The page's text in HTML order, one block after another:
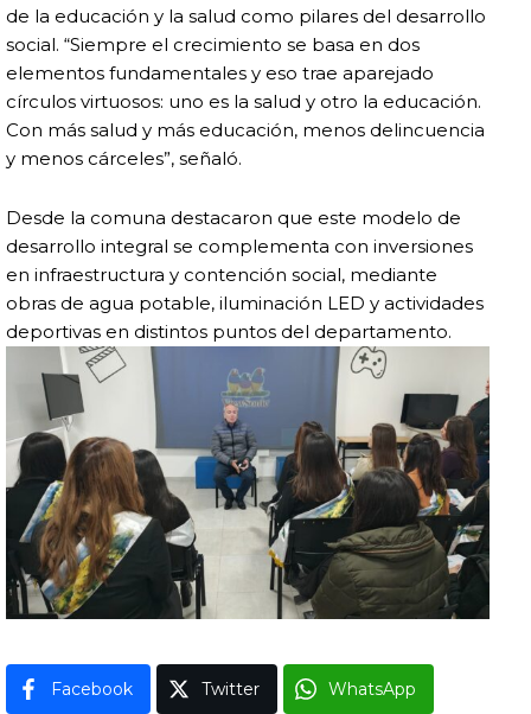
de la educación y la salud como pilares del desarrollo
social. “Siempre el crecimiento se basa en dos
elementos fundamentales y eso trae aparejado
círculos virtuosos: uno es la salud y otro la educación.
Con más salud y más educación, menos delincuencia
y menos cárceles”, señaló.
Desde la comuna destacaron que este modelo de
desarrollo integral se complementa con inversiones
en infraestructura y contención social, mediante
obras de agua potable, iluminación LED y actividades
deportivas en distintos puntos del departamento.
Facebook Twitter WhatsApp